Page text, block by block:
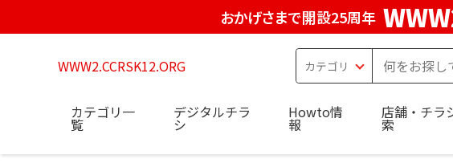
おかげさまで開設25周年
WWW2.CCRSK12.ORG
カテゴリ一
覧
デジタルチラ
シ
Howto情
報
店舗・チラ
索